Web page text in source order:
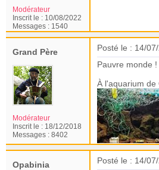
Modérateur
Inscrit le : 10/08/2022
Messages : 1540
Grand Père
Modérateur
Inscrit le : 18/12/2018
Messages : 8402
Posté le : 14/
Pauvre monde !
À l'aquarium de
Opabinia
Posté le : 14/